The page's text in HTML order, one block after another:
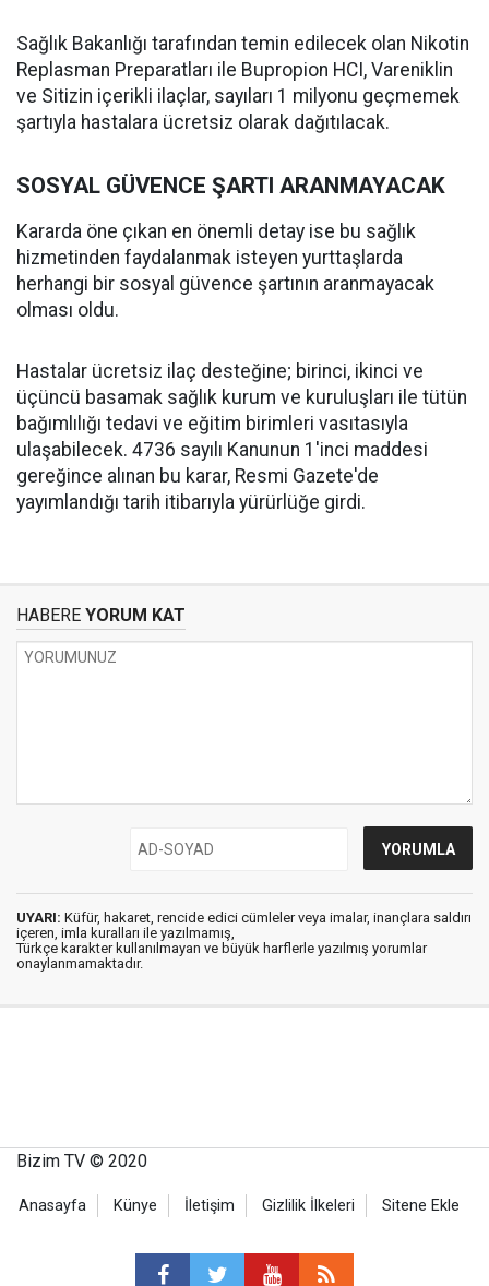
Sağlık Bakanlığı tarafından temin edilecek olan Nikotin
Replasman Preparatları ile Bupropion HCI, Vareniklin
ve Sitizin içerikli ilaçlar, sayıları 1 milyonu geçmemek
şartıyla hastalara ücretsiz olarak dağıtılacak.
SOSYAL GÜVENCE ŞARTI ARANMAYACAK
Kararda öne çıkan en önemli detay ise bu sağlık
hizmetinden faydalanmak isteyen yurttaşlarda
herhangi bir sosyal güvence şartının aranmayacak
olması oldu.
Hastalar ücretsiz ilaç desteğine; birinci, ikinci ve
üçüncü basamak sağlık kurum ve kuruluşları ile tütün
bağımlılığı tedavi ve eğitim birimleri vasıtasıyla
ulaşabilecek. 4736 sayılı Kanunun 1'inci maddesi
gereğince alınan bu karar, Resmi Gazete'de
yayımlandığı tarih itibarıyla yürürlüğe girdi.
HABERE YORUM KAT
UYARI: Küfür, hakaret, rencide edici cümleler veya imalar, inançlara saldırı
içeren, imla kuralları ile yazılmamış,
Türkçe karakter kullanılmayan ve büyük harflerle yazılmış yorumlar
onaylanmamaktadır.
Bizim TV © 2020
Anasayfa Künye İletişim Gizlilik İlkeleri Sitene Ekle